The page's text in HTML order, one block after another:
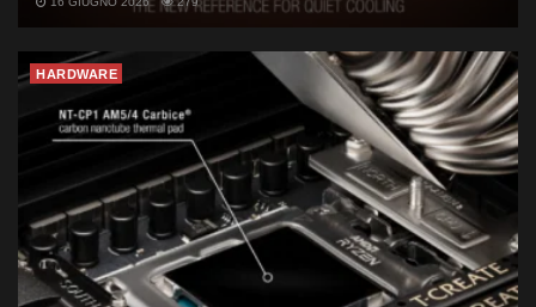
HARDWARE